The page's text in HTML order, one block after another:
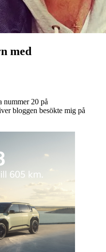
med
nummer 20 på
bloggen besökte mig på